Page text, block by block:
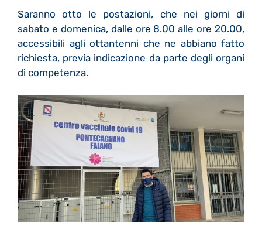
Saranno otto le postazioni, che nei giorni di
sabato e domenica, dalle ore 8.00 alle ore 20.00,
accessibili agli ottantenni che ne abbiano fatto
richiesta, previa indicazione da parte degli organi
di competenza.